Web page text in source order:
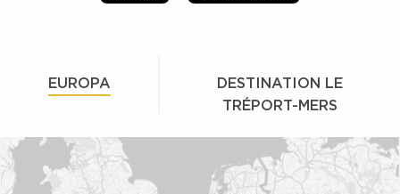
EUROPA
DESTINATION LE
TRÉPORT-MERS